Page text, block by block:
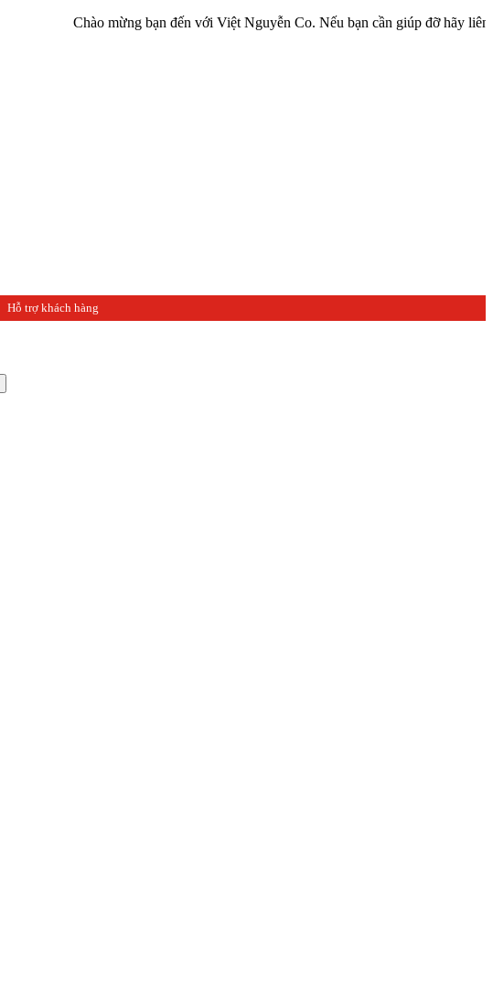
Chào mừng bạn đến với Việt Nguyễn Co. Nếu bạn cần giúp đỡ hãy liên hệ với
Hỗ trợ khách hàng